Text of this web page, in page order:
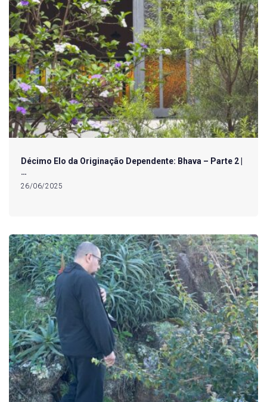
Décimo Elo da Originação Dependente: Bhava – Parte 2 |
…
26/06/2025